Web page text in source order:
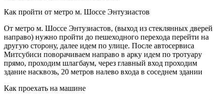
Как пройти от метро м. Шоссе Энтузиастов
От метро м. Шоссе Энтузиастов, (выход из стеклянных дверей
направо) нужно пройти до пешеходного перехода перейти на
другую сторону, далее идем по улице. После автосервиса
Митсубиси поворачиваем направо в арку идем по тротуару
прямо, проходим шлагбаум, через главный вход проходим
здание насквозь, 20 метров налево входа в соседнем здании
Как проехать на машине